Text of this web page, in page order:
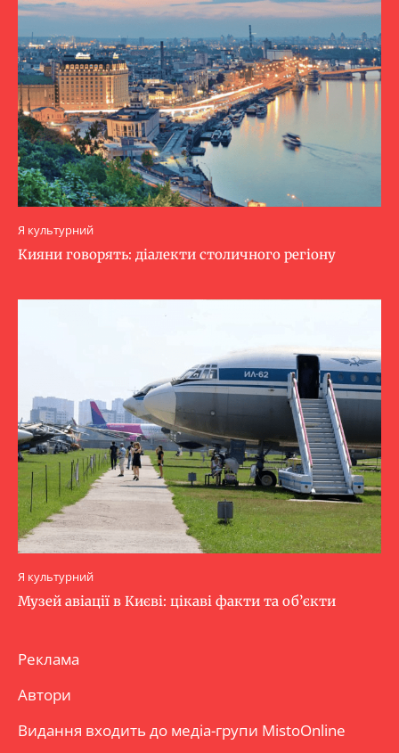
Я культурний
Кияни говорять: діалекти столичного регіону
Я культурний
Музей авіації в Києві: цікаві факти та об’єкти
Реклама
Автори
Видання входить до медіа-групи MistoOnline